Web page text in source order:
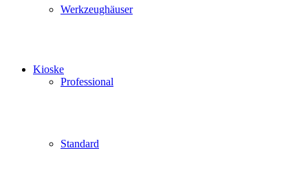
Werkzeughäuser
Kioske
Professional
Standard